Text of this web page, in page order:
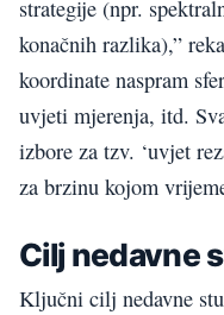
strategije (npr.
konačnih razlika),”
koordinate naspram
uvjeti mjerenja, itd.
izbore za tzv. ‘uvjet
za brzinu kojom
Cilj nedavne
Ključni cilj nedavne